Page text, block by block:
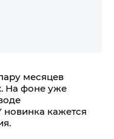
месяцев
На фоне уже
новинка кажется